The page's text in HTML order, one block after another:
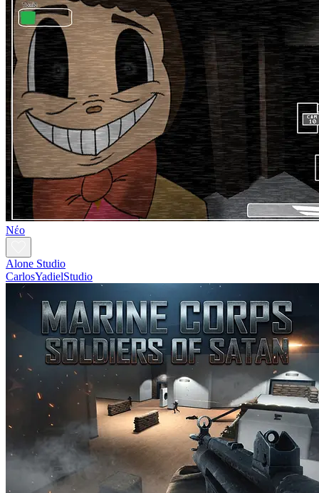
Νέο
Alone Studio
CarlosYadielStudio